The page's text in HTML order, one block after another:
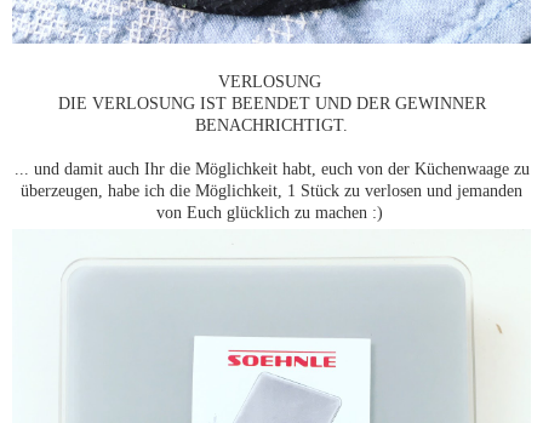
VERLOSUNG
DIE VERLOSUNG IST BEENDET UND DER GEWINNER
BENACHRICHTIGT.
... und damit auch Ihr die Möglichkeit habt, euch von der Küchenwaage zu
überzeugen, habe ich die Möglichkeit, 1 Stück zu verlosen und jemanden
von Euch glücklich zu machen :)